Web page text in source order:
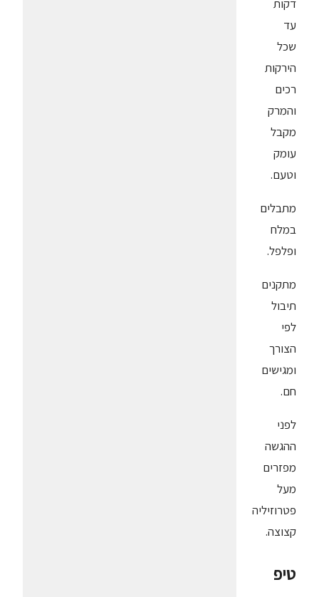
דקות
עד
שכל
הירקות
רכים
והמרק
מקבל
עומק
וטעם.
מתבלים
במלח
ופלפל.
מתקנים
תיבול
לפי
הצורך
ומגישים
חם.
לפני
ההגשה
מפזרים
מעל
פטרוזיליה
קצוצה.
טיפ